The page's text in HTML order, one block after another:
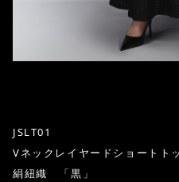
JSLT01
Vネックレイヤードショートト
絹紐織 「黒」